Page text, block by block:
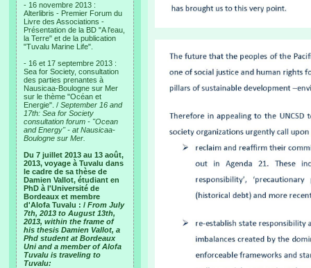
- 16 novembre 2013 :
Alterlibris - Premier Forum du
Livre des Associations -
Présentation de la BD "A l'eau,
la Terre" et de la publication
"Tuvalu Marine Life".
- 16 et 17 septembre 2013 :
Sea for Society, consultation
des parties prenantes à
Nausicaa-Boulogne sur Mer
sur le thème "Océan et
Energie". / September 16 and
17th: Sea for Society
consultation forum - "Ocean
and Energy" - at Nausicaa-
Boulogne sur Mer.
Du 7 juillet 2013 au 13 août,
2013, voyage à Tuvalu dans
le cadre de sa thèse de
Damien Vallot, étudiant en
PhD à l'Université de
Bordeaux et membre
d'Alofa Tuvalu : / From July
7th, 2013 to August 13th,
2013, within the frame of
his thesis Damien Vallot, a
Phd student at Bordeaux
Uni and a member of Alofa
Tuvalu is traveling to
Tuvalu: